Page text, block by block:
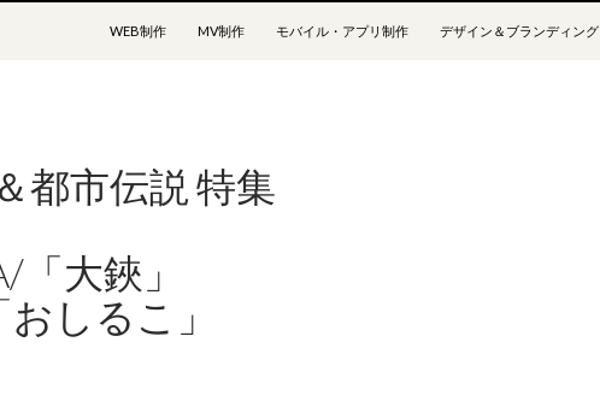
WEB制作
MV制作 モバイル・アプリ制作 デザイン＆ブランディング
都市伝説 特集
「大鋏」
しるこ」